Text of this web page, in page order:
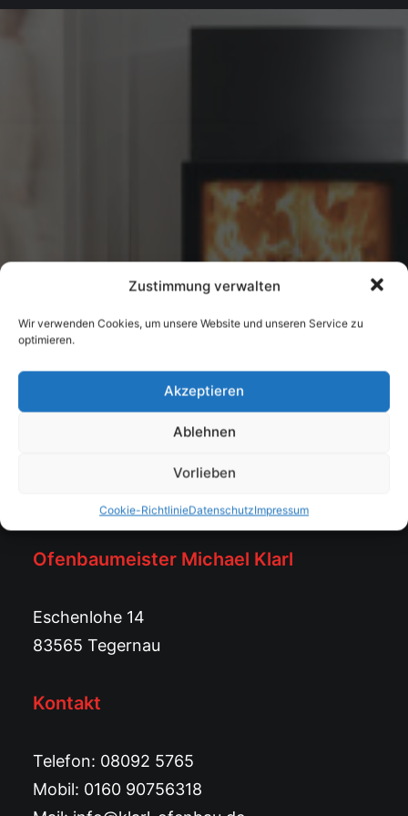
Zustimmung verwalten
Wir verwenden Cookies, um unsere Website und unseren Service zu
optimieren.
Akzeptieren
Ablehnen
Vorlieben
Cookie-RichtlinieDatenschutzImpressum
Ofenbaumeister Michael Klarl
Eschenlohe 14
83565 Tegernau
Kontakt
Telefon: 08092 5765
Mobil: 0160 90756318